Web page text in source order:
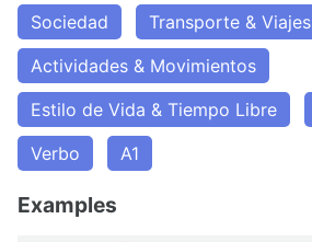
Sociedad
Transporte & Viajes
Actividades & Movimientos
Estilo de Vida & Tiempo Libre
Verbo
A1
Examples